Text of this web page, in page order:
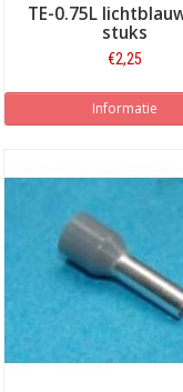
TE-0.75L
stuks
€2,25
Informatie